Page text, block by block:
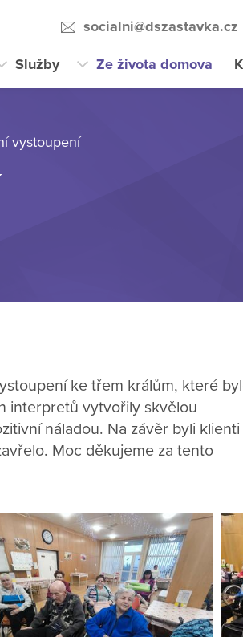
socialni@dszastavka.cz
Služby Ze života domova
vystoupení
ke třem králům, které
interpretů vytvořily skvělou
náladou. Na závěr byli klienti
Moc děkujeme za tento